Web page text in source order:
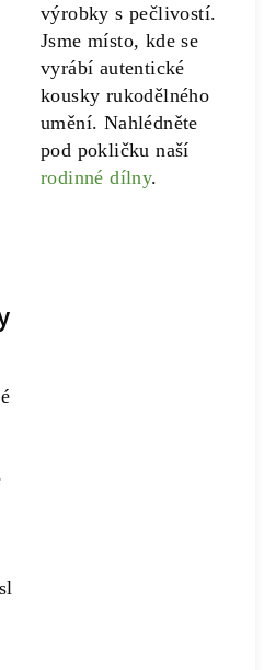
výrobky s pečlivostí.
Jsme místo, kde se
vyrábí autentické
kousky rukodělného
umění. Nahlédněte
pod pokličku naší
rodinné dílny.